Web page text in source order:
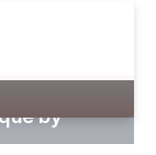
by